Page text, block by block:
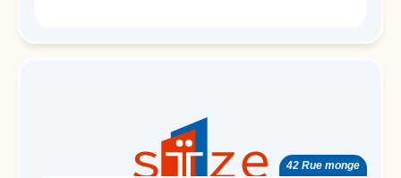
42 Rue monge